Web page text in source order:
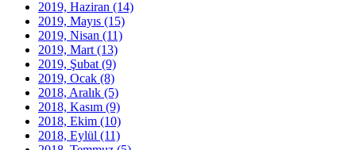
2019, Haziran (14)
2019, Mayıs (15)
2019, Nisan (11)
2019, Mart (13)
2019, Şubat (9)
2019, Ocak (8)
2018, Aralık (5)
2018, Kasım (9)
2018, Ekim (10)
2018, Eylül (11)